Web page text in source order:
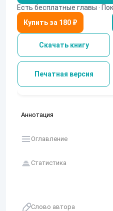
Вступать в бой с
артефактам. Настоящие
плечо, но не всегда
опереться, многое
пути кто-то позавидует,
приснится.
Есть бесплатные главы ·
Скачать книгу
Печатная версия
Аннотация
Оглавление
Статистика
Слово автора